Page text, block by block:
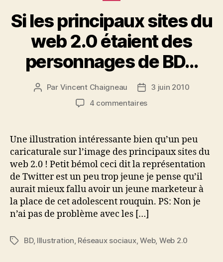
Si les principaux sites du
web 2.0 étaient des
personnages de BD…
Auteur
Par Vincent Chaigneau
Date3 juin 2010
4 commentairessur
principaux
sites
du
web
2.0
étaient
des
personnages
Une illustration intéressante bien qu’un peu
caricaturale sur l’image des principaux sites du
web 2.0 ! Petit bémol ceci dit la représentation
de Twitter est un peu trop jeune je pense qu’il
aurait mieux fallu avoir un jeune marketeur à
la place de cet adolescent rouquin. PS: Non je
n’ai pas de problème avec les […]
Étiquettes
BD, Illustration, Réseaux sociaux,Web, Web 2.0